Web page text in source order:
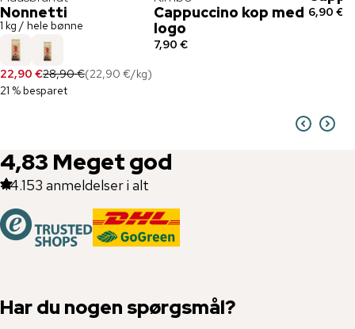
Nonnetti
1 kg / hele bønne
22,90 €28,90 €(22,90 €/kg)
21 % besparet
Cappuccino kop med
logo
7,90 €
6,90 €
4,83 Meget god
44.153 anmeldelser i alt
Har du nogen spørgsmål?